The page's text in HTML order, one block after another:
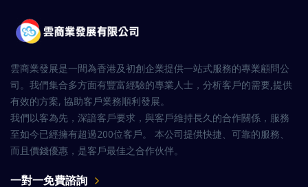
雲商業發展是一間為香港及初創企業提供一站式服務的專業顧問公
司。我們集合多方面有豐富經驗的專業人士，分析客戶的需要,提供
有效的方案, 協助客戶業務順利發展。
我們以客為先，深諳客戶要求，與客戶維持長久的合作關係，服務
至如今已經擁有超過200位客戶。 本公司提供快捷、可靠的服務、
而且價錢優惠，是客戶最佳之合作伙伴。
一對一免費諮詢